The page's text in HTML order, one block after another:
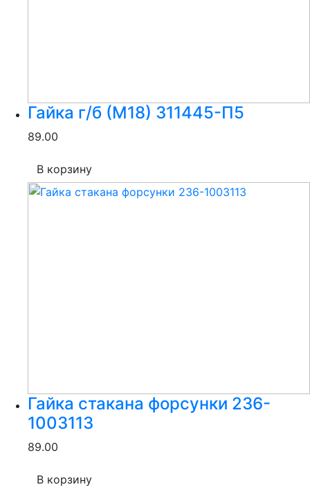
Гайка г/б (М18) 311445-П5
89.00
В корзину
Гайка стакана форсунки 236-
1003113
89.00
В корзину